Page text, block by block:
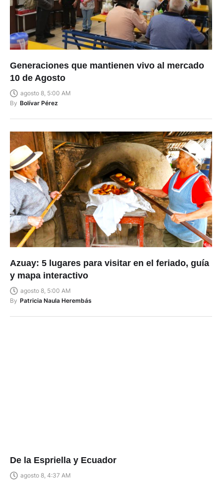
Generaciones que mantienen vivo al mercado
10 de Agosto
agosto 8, 5:00 AM
By Bolívar Pérez
Azuay: 5 lugares para visitar en el feriado, guía
y mapa interactivo
agosto 8, 5:00 AM
By Patricia Naula Herembás
De la Espriella y Ecuador
agosto 8, 4:37 AM